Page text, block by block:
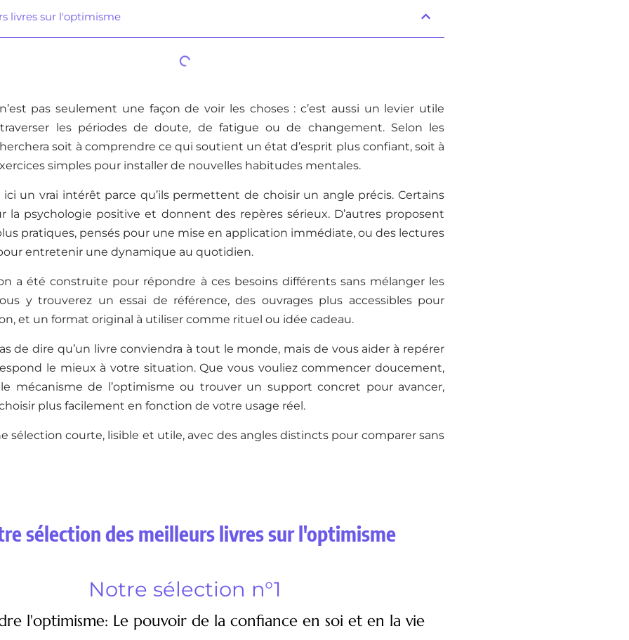
livres sur l'optimisme
pas seulement une façon de voir les choses : c’est aussi un levier utile
les périodes de doute, de fatigue ou de changement. Selon les
soit à comprendre ce qui soutient un état d’esprit plus confiant, soit à
simples pour installer de nouvelles habitudes mentales.
ici un vrai intérêt parce qu’ils permettent de choisir un angle précis. Certains
la psychologie positive et donnent des repères sérieux. D’autres proposent
pratiques, pensés pour une mise en application immédiate, ou des lectures
entretenir une dynamique au quotidien.
a été construite pour répondre à ces besoins différents sans mélanger les
y trouverez un essai de référence, des ouvrages plus accessibles pour
et un format original à utiliser comme rituel ou idée cadeau.
de dire qu’un livre conviendra à tout le monde, mais de vous aider à repérer
le mieux à votre situation. Que vous vouliez commencer doucement,
mécanisme de l’optimisme ou trouver un support concret pour avancer,
plus facilement en fonction de votre usage réel.
sélection courte, lisible et utile, avec des angles distincts pour comparer sans
sélection des meilleurs livres sur l'optimisme
Notre sélection n°1
l'optimisme: Le pouvoir de la confiance en soi et en la vie